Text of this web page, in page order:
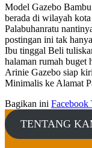
Model Gazebo
berada di wilayah
Palabuhanratu
postingan ini tak
Ibu tinggal Beli
halaman rumah buget
Arinie Gazebo siap
Minimalis ke Alamat
Bagikan ini Facebook
TENTANG